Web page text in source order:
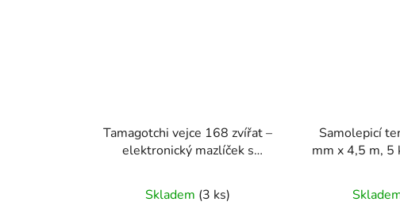
Tamagotchi vejce 168 zvířat –
elektronický mazlíček s
Skladem (3 ks)
Samolepicí
mm x 4,5 m, 5